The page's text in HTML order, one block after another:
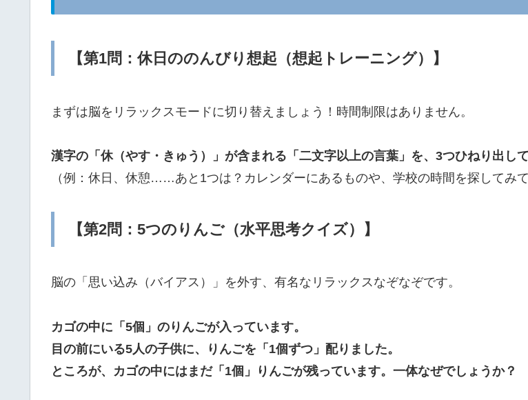
【第1問：休日ののんびり想起（想起トレーニング）】
まずは脳をリラックスモードに切り替えましょう！時間制限はありません。
漢字の「休（やす・きゅう）」が含まれる「二文字以上の言葉」を、3つひねり出し
（例：休日、休憩……あと1つは？カレンダーにあるものや、学校の時間を探してみて
【第2問：5つのりんご（水平思考クイズ）】
脳の「思い込み（バイアス）」を外す、有名なリラックスなぞなぞです。
カゴの中に「5個」のりんごが入っています。
目の前にいる5人の子供に、りんごを「1個ずつ」配りました。
ところが、カゴの中にはまだ「1個」りんごが残っています。一体なぜでしょうか？